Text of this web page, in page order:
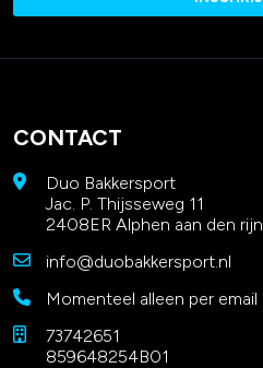
CONTACT
Duo Bakkersport
Jac. P. Thijsseweg 11
2408ER Alphen aan den rijn
info@duobakkersport.nl
Momenteel alleen per email
73742651
859648254B01